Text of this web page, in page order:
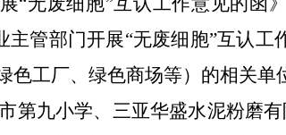
主管部门开展“无废细胞”互认工
色工厂、绿色商场等）的相关单
第九小学、三亚华盛水泥粉磨